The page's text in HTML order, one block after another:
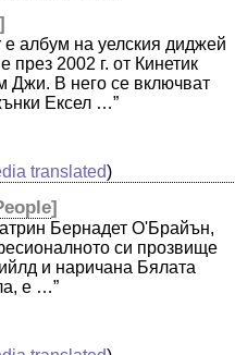
]
е албум на уелския диджей
2002 г. от Кинетик
Джи. В него се включват
Ексел …”
translated)
]
Бернадет О'Брайън,
си прозвище
и наричана Бялата
е …”